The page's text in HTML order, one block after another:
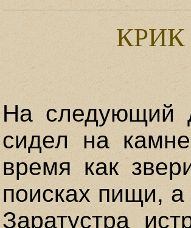
На следующий
сидел на
время как
поисках пищи,
Заратустра